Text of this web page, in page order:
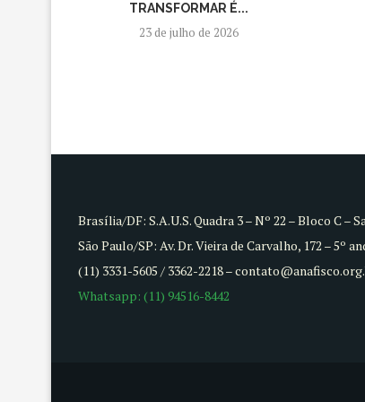
TRANSFORMAR É...
23 de julho de 2026
Brasília/DF: S.A.U.S. Quadra 3 – Nº 22 – Bloco C –
São Paulo/SP: Av. Dr. Vieira de Carvalho, 172 – 5º
(11) 3331-5605 / 3362-2218 –
Whatsapp: (11) 94516-8442